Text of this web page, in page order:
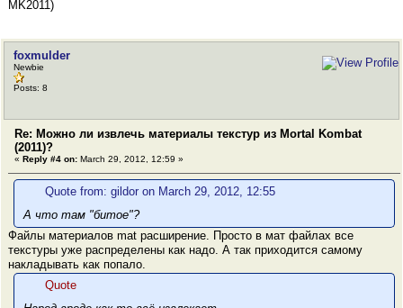
MK2011)
foxmulder
Newbie
Posts: 8
Re: Можно ли извлечь материалы текстур из Mortal Kombat
(2011)?
« Reply #4 on: March 29, 2012, 12:59 »
Quote from: gildor on March 29, 2012, 12:55
А что там "битое"?
Файлы материалов mat расширение. Просто в мат файлах все
текстуры уже распределены как надо. А так приходится самому
накладывать как попало.
Quote